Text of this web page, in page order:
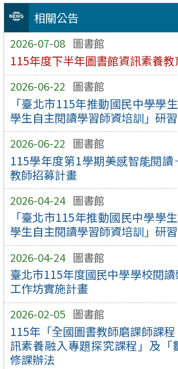
相關公告
2026-07-08 圖書館
115年度下半年圖書館資訊素養
2026-06-22 圖書館
「臺北市115年推動國民中學學
學生自主閱讀學習師資培訓」研習
2026-06-22 圖書館
115學年度第1學期美感智能閱
教師招募計畫
2026-04-24 圖書館
「臺北市115年推動國民中學學
學生自主閱讀學習師資培訓」研習
2026-04-24 圖書館
臺北市115年度國民中學學校閱
工作坊實施計畫
2026-02-05 圖書館
115年「全國圖書教師磨課師課
訊素養融入專題探究課程」及「
修課辦法